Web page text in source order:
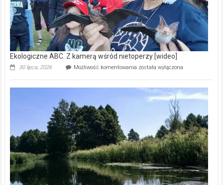
Ekologiczne ABC. Z kamerą wśród nietoperzy [wideo]
30 lipca, 2026 Możliwość komentowania Ekologiczne
kamerą
wśród
została wyłączona